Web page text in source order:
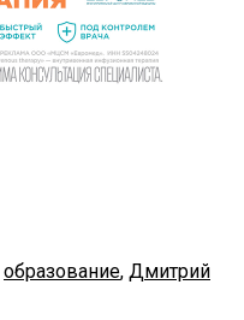
образование, Дмитрий